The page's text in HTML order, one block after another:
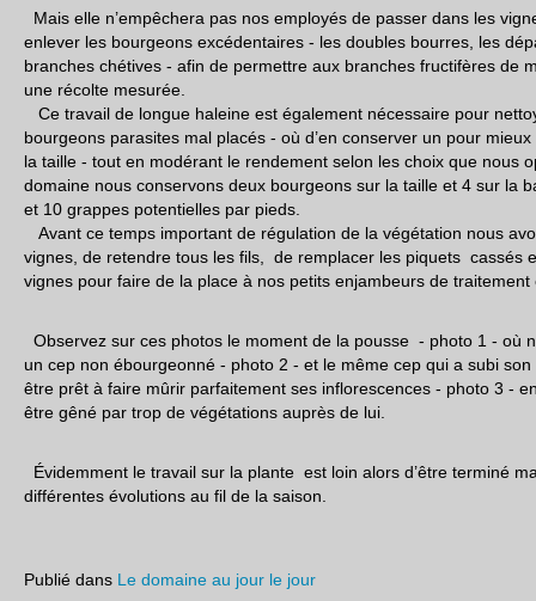
Mais elle n’empêchera pas nos employés de passer dans les
enlever les bourgeons excédentaires - les doubles bourres, les
branches chétives - afin de permettre aux branches fructifères de
une récolte mesurée.
Ce travail de longue haleine est également nécessaire pour
bourgeons parasites mal placés - où d’en conserver un pour
la taille - tout en modérant le rendement selon les choix que nous
domaine nous conservons deux bourgeons sur la taille et 4 sur la
et 10 grappes potentielles par pieds.
Avant ce temps important de régulation de la végétation nous
vignes, de retendre tous les fils, de remplacer les piquets cassés
vignes pour faire de la place à nos petits enjambeurs de traitement
Observez sur ces photos le moment de la pousse - photo 1 - où
un cep non ébourgeonné - photo 2 - et le même cep qui a subi
être prêt à faire mûrir parfaitement ses inflorescences - photo 3 -
être gêné par trop de végétations auprès de lui.
Évidemment le travail sur la plante est loin alors d’être terminé
différentes évolutions au fil de la saison.
Publié dans Le domaine au jour le jour